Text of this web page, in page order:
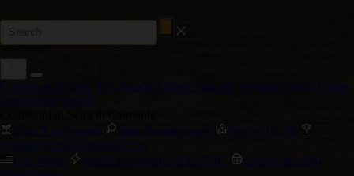
Collezioni di Semi di Cannabis Offerte speciali Servizio Clienti Login
Distributori Accedi
Semi Autofiorenti
Semi Femminizzati
Nuove Uscite
Vincitori Della Cannabis Cup
Cali Weed
Semi Di Cannabis Alto THC
Collezione Alto